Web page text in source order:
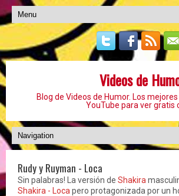
Videos de
Blog de Videos de Humor. Los
YouTube para ver gratis
Rudy y Ruyman - Loca
Sin palabras! La versión de Shakira
Shakira - Loca pero protagonizada por un